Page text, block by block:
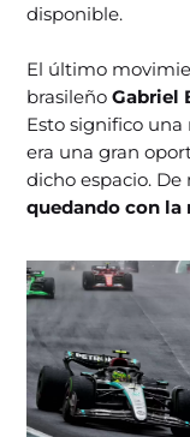
disponible.
El último
brasileñoGabriel
Esto significo
era una gran
dicho espacio.
quedando con la